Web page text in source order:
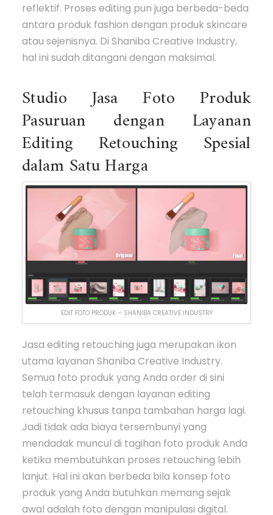
reflektif. Proses editing pun juga berbeda-beda
antara produk fashion dengan produk skincare
atau sejenisnya. Di Shaniba Creative Industry,
hal ini sudah ditangani dengan maksimal.
Studio Jasa Foto Produk
Pasuruan dengan Layanan
Editing Retouching Spesial
dalam Satu Harga
EDIT FOTO PRODUK – SHANIBA CREATIVE INDUSTRY
Jasa editing retouching juga merupakan ikon
utama layanan Shaniba Creative Industry.
Semua foto produk yang Anda order di sini
telah termasuk dengan layanan editing
retouching khusus tanpa tambahan harga lagi.
Jadi tidak ada biaya tersembunyi yang
mendadak muncul di tagihan foto produk Anda
ketika membutuhkan proses retouching lebih
lanjut. Hal ini akan berbeda bila konsep foto
produk yang Anda butuhkan memang sejak
awal adalah foto dengan manipulasi digital.